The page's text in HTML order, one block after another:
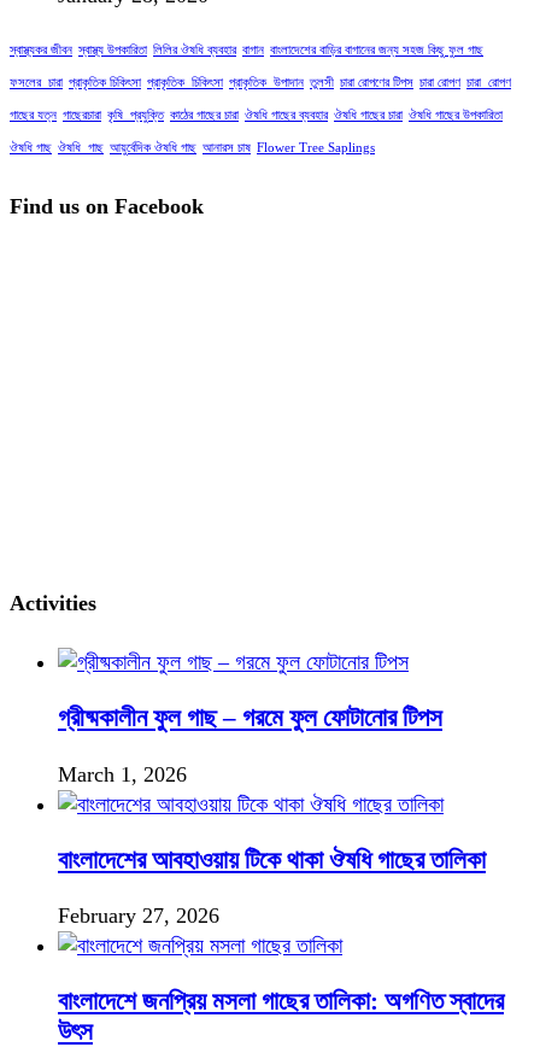
স্বাস্থ্যকর জীবন স্বাস্থ্য উপকারিতা লিলির ঔষধি ব্যবহার বাগান বাংলাদেশের বাড়ির বাগানের জন্য সহজ কিছু ফুল গাছ
ফসলের_চারা প্রাকৃতিক চিকিৎসা প্রাকৃতিক_চিকিৎসা প্রাকৃতিক_উপাদান তুলসী চারা রোপণের টিপস চারা রোপণ চারা_রোপণ
গাছের যত্ন গাছেরচারা কৃষি_প্রযুক্তি কাঠের গাছের চারা ঔষধি গাছের ব্যবহার ঔষধি গাছের চারা ঔষধি গাছের উপকারিতা
ঔষধি গাছ ঔষধি_গাছ আয়ুর্বেদিক ঔষধি গাছ আনারস চাষ Flower Tree Saplings
Find us on Facebook
Activities
গ্রীষ্মকালীন ফুল গাছ – গরমে ফুল ফোটানোর টিপস
March 1, 2026
বাংলাদেশের আবহাওয়ায় টিকে থাকা ঔষধি গাছের তালিকা
February 27, 2026
বাংলাদেশে জনপ্রিয় মসলা গাছের তালিকা: অগণিত স্বাদের
উৎস